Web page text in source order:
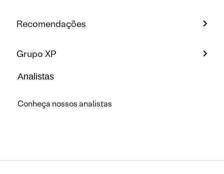
Recomendações
Grupo XP
Analistas
Conheça nossos analistas